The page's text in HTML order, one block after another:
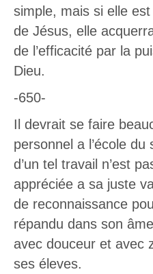
simple, mais si elle
de Jésus, elle
de l’efficacité par la
Dieu.
-650-
Il devrait se faire
personnel a l’école
d’un tel travail n’est
appréciée a sa juste
de reconnaissance
répandu dans son
avec douceur et avec
ses éleves.